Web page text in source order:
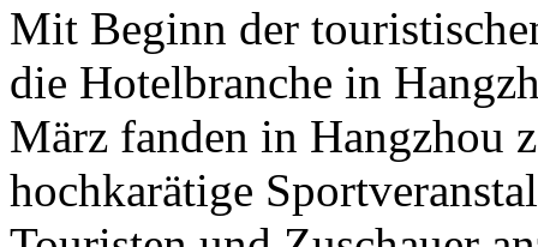
Mit Beginn der
die Hotelbranche in
März fanden in Hangzhou
hochkarätige